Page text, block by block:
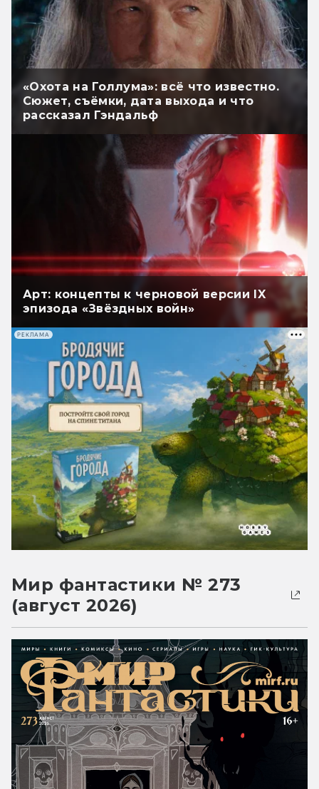
«Охота на Голлума»: всё что известно.
Сюжет, съёмки, дата выхода и что
рассказал Гэндальф
Арт: концепты к черновой версии IX
эпизода «Звёздных войн»
РЕКЛАМА
Мир фантастики № 273
(август 2026)